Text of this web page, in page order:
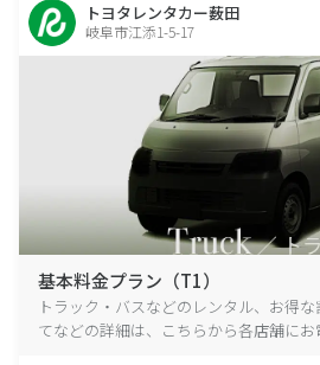
トヨタレンタカー薮田
岐阜市江添1-5-17
基本料金プラン（T1）
トラック・バスなどのレンタル、お得
てなどの詳細は、こちらから各店舗にお